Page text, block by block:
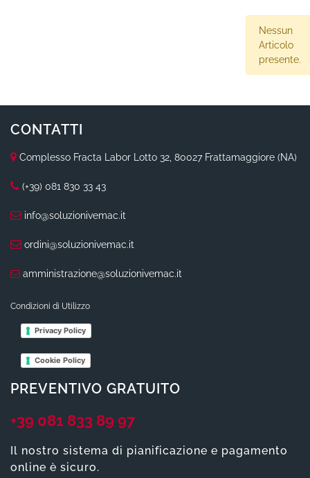
Nessun
Articolo
presente.
CONTATTI
Complesso Fracta Labor Lotto 32, 80027 Frattamaggiore (NA)
(+39) 081 830 33 43
info@soluzionivemac.it
ordini@soluzionivemac.it
amministrazione@soluzionivemac.it
Condizioni di Utilizzo
Privacy Policy
Cookie Policy
PREVENTIVO GRATUITO
+39 081 833 89 97
Il nostro sistema di pianificazione e pagamento
online è sicuro.